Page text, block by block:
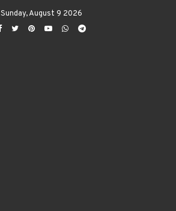
Sunday, August 9 2026